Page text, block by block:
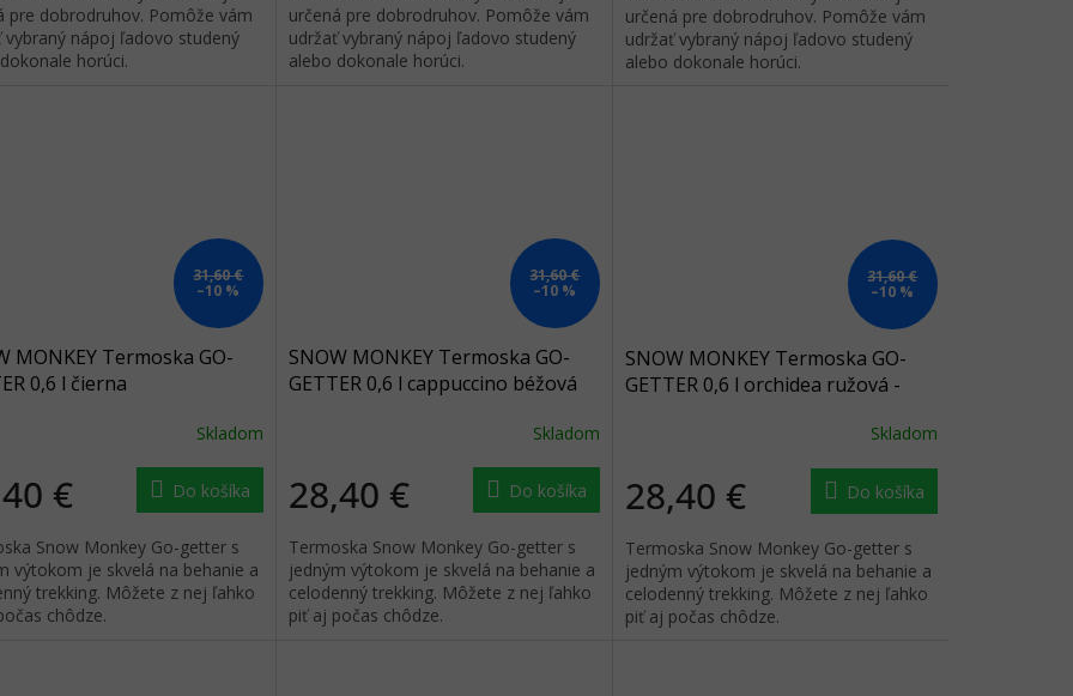
pre dobrodruhov. Pomôže vám
vybraný nápoj ľadovo studený
horúci.
určená pre dobrodruhov. Pomôže vám
udržať vybraný nápoj ľadovo studený
alebo dokonale horúci.
určená pre dobrodruhov. Pomôže vám
udržať vybraný nápoj ľadovo studený
alebo dokonale horúci.
31,60 €
–10 %
MONKEY Termoska GO-
0,6 l čierna
Skladom
€ Do košíka
Snow Monkey Go-getter s
výtokom je skvelá na behanie a
trekking. Môžete z nej ľahko
chôdze.
31,60 €
–10 %
SNOW MONKEY Termoska GO-
GETTER 0,6 l cappuccino béžová
Skladom
28,40 € Do košíka
Termoska Snow Monkey Go-getter s
jedným výtokom je skvelá na behanie a
celodenný trekking. Môžete z nej ľahko
piť aj počas chôdze.
31,60 €
–10 %
SNOW MONKEY Termoska GO-
GETTER 0,6 l orchidea ružová -
Skladom
28,40 € Do košíka
Termoska Snow Monkey Go-getter s
jedným výtokom je skvelá na behanie a
celodenný trekking. Môžete z nej ľahko
piť aj počas chôdze.